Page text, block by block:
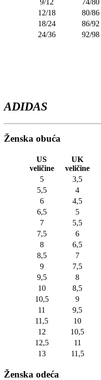
12/18
80/86
18/24
86/92
24/36
92/98
ADIDAS
Ženska obuća
US
veličine
UK
veličine
5
3,5
5,5
4
6
4,5
6,5
5
7
5,5
7,5
6
8
6,5
8,5
7
9
7,5
9,5
8
10
8,5
10,5
9
11
9,5
11,5
10
12
10,5
12,5
11
13
11,5
Ženska odeća